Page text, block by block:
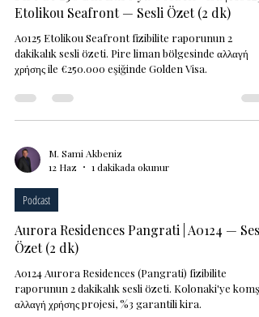
Etolikou Seafront — Sesli Özet (2 dk)
A0125 Etolikou Seafront fizibilite raporunun 2
dakikalık sesli özeti. Pire liman bölgesinde αλλαγή
χρήσης ile €250.000 eşiğinde Golden Visa.
M. Sami Akbeniz
12 Haz
1 dakikada okunur
Podcast
Aurora Residences Pangrati | A0124 — Sesli
Özet (2 dk)
A0124 Aurora Residences (Pangrati) fizibilite
raporunun 2 dakikalık sesli özeti. Kolonaki'ye komşu
αλλαγή χρήσης projesi, %3 garantili kira.